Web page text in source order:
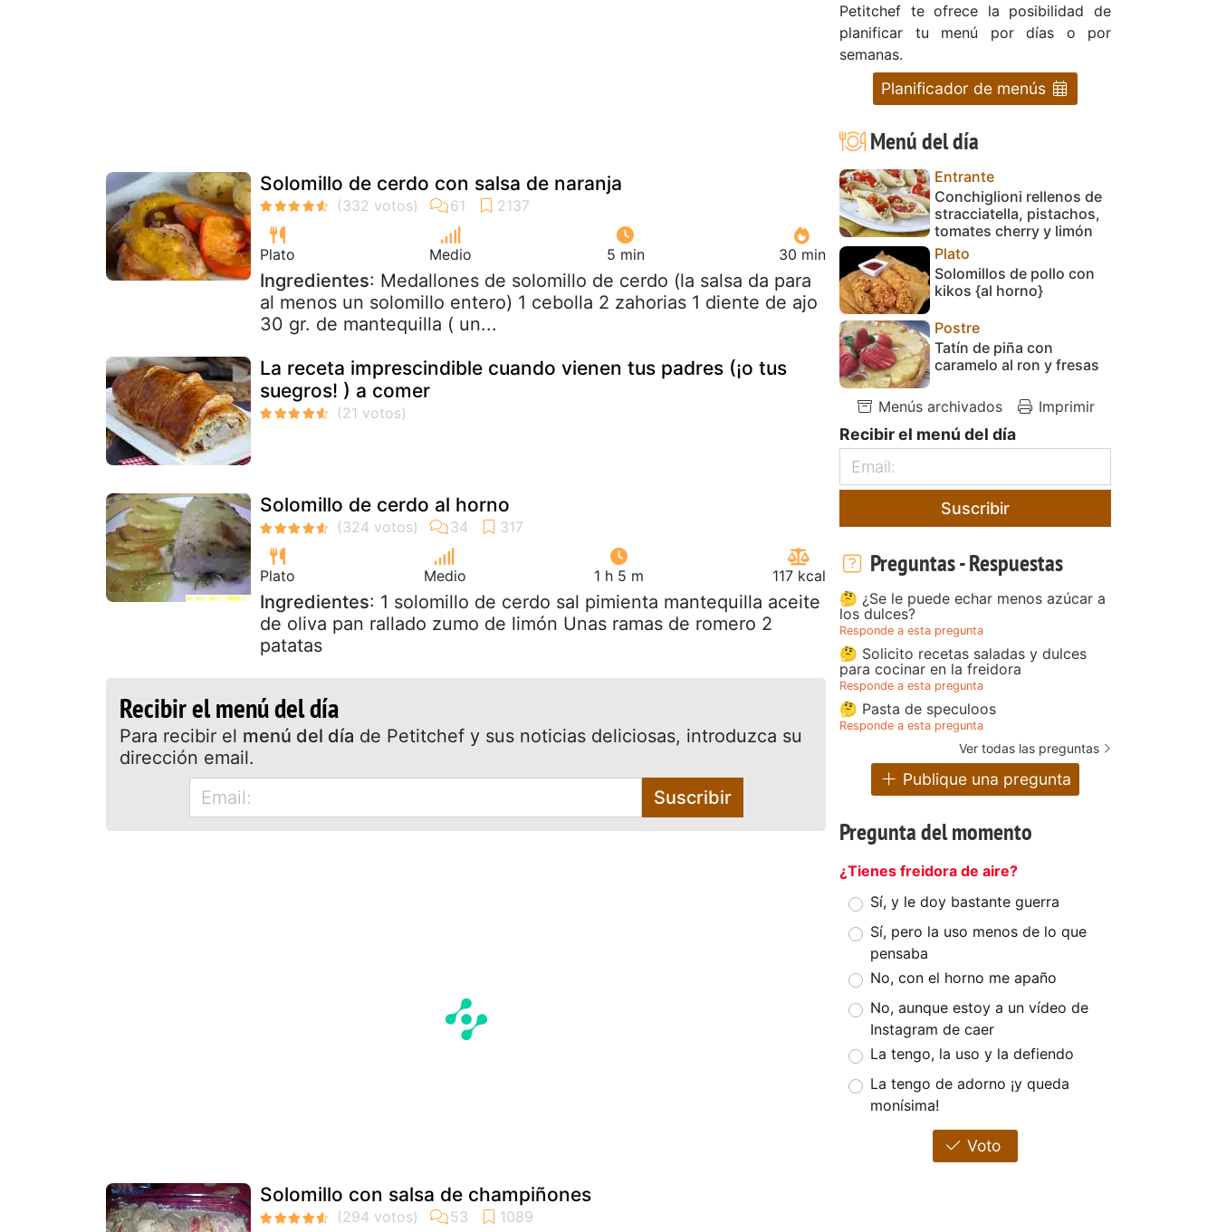
Solomillo de cerdo con salsa de naranja
Plato Medio 5 min 30 min
Ingredientes: Medallones de solomillo de cerdo (la salsa da para
al menos un solomillo entero) 1 cebolla 2 zahorias 1 diente de ajo
30 gr. de mantequilla ( un...
La receta imprescindible cuando vienen tus padres (¡o tus
suegros! ) a comer
Solomillo de cerdo al horno
Plato Medio 1 h 5 m 117 kcal
Ingredientes: 1 solomillo de cerdo sal pimienta mantequilla aceite
de oliva pan rallado zumo de limón Unas ramas de romero 2
patatas
Recibir el menú del día
Para recibir el menú del día de Petitchef y sus noticias deliciosas, introduzca su
dirección email.
Suscribir
Solomillo con salsa de champiñones
Petitchef te ofrece la posibilidad de
planificar tu menú por días o por
semanas.
Planificador de menús
Menú del día
Entrante
Conchiglioni rellenos de
stracciatella, pistachos,
tomates cherry y limón
Plato
Solomillos de pollo con
kikos {al horno}
Postre
Tatín de piña con
caramelo al ron y fresas
Menús archivados Imprimir
Recibir el menú del día
Suscribir
Preguntas - Respuestas
🤔 ¿Se le puede echar menos azúcar a
los dulces?
Responde a esta pregunta
🤔 Solicito recetas saladas y dulces
para cocinar en la freidora
Responde a esta pregunta
🤔 Pasta de speculoos
Responde a esta pregunta
Ver todas las preguntas
Publique una pregunta
Pregunta del momento
¿Tienes freidora de aire?
Sí, y le doy bastante guerra
Sí, pero la uso menos de lo que
pensaba
No, con el horno me apaño
No, aunque estoy a un vídeo de
Instagram de caer
La tengo, la uso y la defiendo
La tengo de adorno ¡y queda
monísima!
Voto